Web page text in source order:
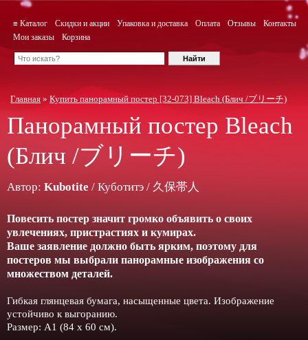
≡ Каталог Скидки и акции Упаковка и доставка Оплата Отзывы
Контакты
Мои заказы
Корзина
Главная » Купить панорамный постер [32-073] Bleach (Блич /ブリーチ)
Панорамный постер Bleach
(Блич /ブリーチ)
Автор: Kubotite / Куботитэ / 久保帯人
Повесить постер значит громко объявить о своих
увлечениях, пристрастиях и кумирах.
Ваше заявление должно быть ярким, поэтому для
постеров мы выбрали панорамные изображения со
множеством деталей.
Гибкая глянцевая бумага, насыщенные цвета. Изображение
устойчиво к выгоранию.
Размер: А1 (84 х 60 см).